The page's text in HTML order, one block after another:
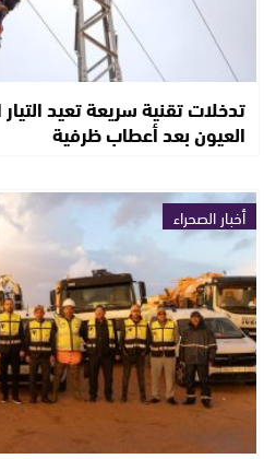
تدخلات تقنية سريعة تعيد
العيون بعد أعطاب ظرفية
أخبار الصحراء